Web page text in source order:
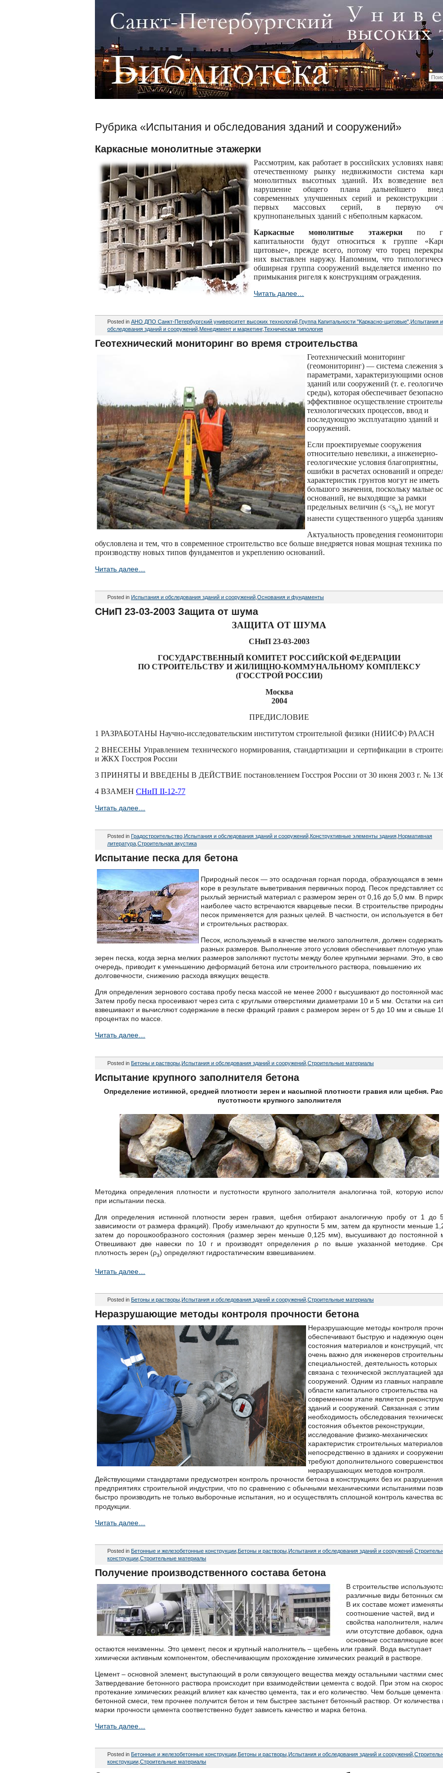
Рубрика «Испытания и обследования зданий и сооружений»
Каркасные монолитные этажерки
Рассмотрим, как работает в российских условиях
отечественному рынку недвижимости система
монолитных высотных зданий. Их возведение
нарушение общего плана дальнейшего
современных улучшенных серий и реконструкции
первых массовых серий, в первую
крупнопанельных зданий с н6еполным каркасом.
Каркасные монолитные этажеркипо
капитальности будут относиться к группе
щитовые», прежде всего, потому что торец
них выставлен наружу. Напомним, что
обширная группа сооружений выделяется именно по
примыкания ригеля к конструкциям ограждения.
Читать далее…
Posted in АНО ДПО Санкт-Петербургский университет высоких технологий Группа Капитальности "Каркасно-щитовые" Испытания и
обследования зданий и сооружений Менеджмент и маркетинг,Техническая типология
Геотехнический мониторинг во время строительства
Геотехнический мониторинг
(геомониторинг) — система слежения
параметрами, характеризующими
зданий или сооружений (т. е.
среды), которая обеспечивает
эффективное осуществление
технологических процессов, ввод и
последующую эксплуатацию зданий и
сооружений.
Если проектируемые сооружения
относительно невелики, а инженерно-
геологические условия благоприятны,
ошибки в расчетах оснований и
характеристик грунтов могут не иметь
большого значения, поскольку малые
оснований, не выходящие за рамки
предельных величин (s <su), не могут
нанести существенного ущерба
Актуальность проведения
обусловлена и тем, что в современное строительство все больше внедряется новая мощная техника по
производству новых типов фундаментов и укреплению оснований.
Читать далее…
Posted in Испытания и обследования зданий и сооружений Основания и фундаменты
СНиП 23-03-2003 Защита от шума
ЗАЩИТА ОТ ШУМА
СНиП 23-03-2003
ГОСУДАРСТВЕННЫЙ КОМИТЕТ РОССИЙСКОЙ ФЕДЕРАЦИИ
ПО СТРОИТЕЛЬСТВУ И ЖИЛИЩНО-КОММУНАЛЬНОМУ КОМПЛЕКСУ
(ГОССТРОЙ РОССИИ)
Москва
2004
ПРЕДИСЛОВИЕ
1 РАЗРАБОТАНЫ Научно-исследовательским институтом строительной физики (НИИСФ) РААСН
2 ВНЕСЕНЫ Управлением технического нормирования, стандартизации и сертификации в
и ЖКХ Госстроя России
3 ПРИНЯТЫ И ВВЕДЕНЫ В ДЕЙСТВИЕ постановлением Госстроя России от 30 июня 2003 г. №
4 ВЗАМЕН СНиП II-12-77
Читать далее…
Posted in Градостроительство Испытания и обследования зданий и сооружений Конструктивные элементы здания Нормативная
литература Строительная акустика
Испытание песка для бетона
Природный песок — это осадочная горная порода, образующаяся в
коре в результате выветривания первичных пород. Песок представляет
рыхлый зернистый материал с размером зерен от 0,16 до 5,0 мм. В
наиболее часто встречаются кварцевые пески. В строительстве
песок применяется для разных целей. В частности, он используется в
и строительных растворах.
Песок, используемый в качестве мелкого заполнителя, должен
разных размеров. Выполнение этого условия обеспечивает плотную
зерен песка, когда зерна мелких размеров заполняют пустоты между более крупными зернами. Это, в
очередь, приводит к уменьшению деформаций бетона или строительного раствора, повышению их
долговечности, снижению расхода вяжущих веществ.
Для определения зернового состава пробу песка массой не менее 2000 г высушивают до постоянной
Затем пробу песка просеивают через сита с круглыми отверстиями диаметрами 10 и 5 мм. Остатки на
взвешивают и вычисляют содержание в песке фракций гравия с размером зерен от 5 до 10 мм и свыше
процентах по массе.
Читать далее…
Posted in Бетоны и растворы Испытания и обследования зданий и сооружений Строительные материалы
Испытание крупного заполнителя бетона
Определение истинной, средней плотности зерен и насыпной плотности гравия или щебня.
пустотности крупного заполнителя
Методика определения плотности и пустотности крупного заполнителя аналогична той, которую
при испытании песка.
Для определения истинной плотности зерен гравия, щебня отбирают аналогичную пробу от 1 до
зависимости от размера фракций). Пробу измельчают до крупности 5 мм, затем да крупности меньше
затем до порошкообразного состояния (размер зерен меньше 0,125 мм), высушивают до постоянной
Отвешивают две навески по 10 г и производят определения ρ по выше указанной методике.
плотность зерен (ρз) определяют гидростатическим взвешиванием.
Читать далее…
Posted in Бетоны и растворы Испытания и обследования зданий и сооружений Строительные материалы
Неразрушающие методы контроля прочности бетона
Неразрушающие методы контроля
обеспечивают быструю и надежную
состояния материалов и конструкций,
очень важно для инженеров
специальностей, деятельность которых
связана с технической эксплуатацией
сооружений. Одним из главных
области капитального строительства на
современном этапе является
зданий и сооружений. Связанная с этим
необходимость обследования
состояния объектов реконструкции,
исследование физико-механических
характеристик строительных материалов
непосредственно в зданиях и
требуют дополнительного
неразрушающих методов контроля.
Действующими стандартами предусмотрен контроль прочности бетона в конструкциях без их
предприятиях строительной индустрии, что по сравнению с обычными механическими испытаниями
быстро производить не только выборочные испытания, но и осуществлять сплошной контроль качества
продукции.
Читать далее…
Posted in Бетонные и железобетонные конструкции Бетоны и растворы Испытания и обследования зданий и сооружений
конструкции Строительные материалы
Получение производственного состава бетона
В строительстве
различные виды бетонных
В их составе может
соотношение частей, вид и
свойства наполнителя,
или отсутствие добавок,
основные составляющие
остаются неизменны. Это цемент, песок и крупный наполнитель – щебень или гравий. Вода выступает
химически активным компонентом, обеспечивающим прохождение химических реакций в растворе.
Цемент – основной элемент, выступающий в роли связующего вещества между остальными частями
Затвердевание бетонного раствора происходит при взаимодействии цемента с водой. При этом на
протекание химических реакций влияет как качество цемента, так и его количество. Чем больше цемента
бетонной смеси, тем прочнее получится бетон и тем быстрее застынет бетонный раствор. От количества
марки прочности цемента соответственно будет зависеть качество и марка бетона.
Читать далее…
Posted in Бетонные и железобетонные конструкции Бетоны и растворы Испытания и обследования зданий и сооружений
конструкции Строительные материалы